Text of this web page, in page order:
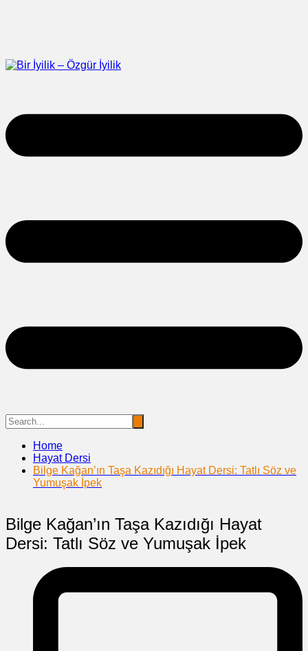
Home
Hayat Dersi
Bilge Kağan’ın Taşa Kazıdığı Hayat Dersi: Tatlı Söz ve
Yumuşak İpek
Bilge Kağan’ın Taşa Kazıdığı Hayat
Dersi: Tatlı Söz ve Yumuşak İpek